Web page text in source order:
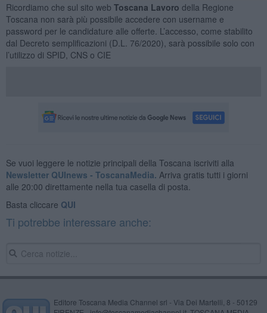
Ricordiamo che sul sito web Toscana Lavoro della Regione
Toscana non sarà più possibile accedere con username e
password per le candidature alle offerte. L’accesso, come stabilito
dal Decreto semplificazioni (D.L. 76/2020), sarà possibile solo con
l’utilizzo di SPID, CNS o CIE
Se vuoi leggere le notizie principali della Toscana iscriviti alla
Newsletter QUInews - ToscanaMedia. Arriva gratis tutti i giorni
alle 20:00 direttamente nella tua casella di posta.
Basta cliccare QUI
Ti potrebbe interessare anche:
Editore Toscana Media Channel srl - Via Dei Martelli, 8 - 50129